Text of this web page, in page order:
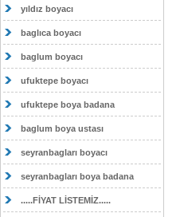
yıldız boyacı
baglıca boyacı
baglum boyacı
ufuktepe boyacı
ufuktepe boya badana
baglum boya ustası
seyranbagları boyacı
seyranbagları boya badana
.....FİYAT LİSTEMİZ.....